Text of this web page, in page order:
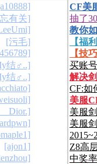
有关]
[污毛]
结♂..]
结♂..]
[ajon1]
CF美
【首
抽了
这个
教你
【福
无压力
【技
的邮
买账
去（
解决
（
CF:如
置游
美服
内容.
美服
突破
美服
长树
涯了
Z8高
中奖